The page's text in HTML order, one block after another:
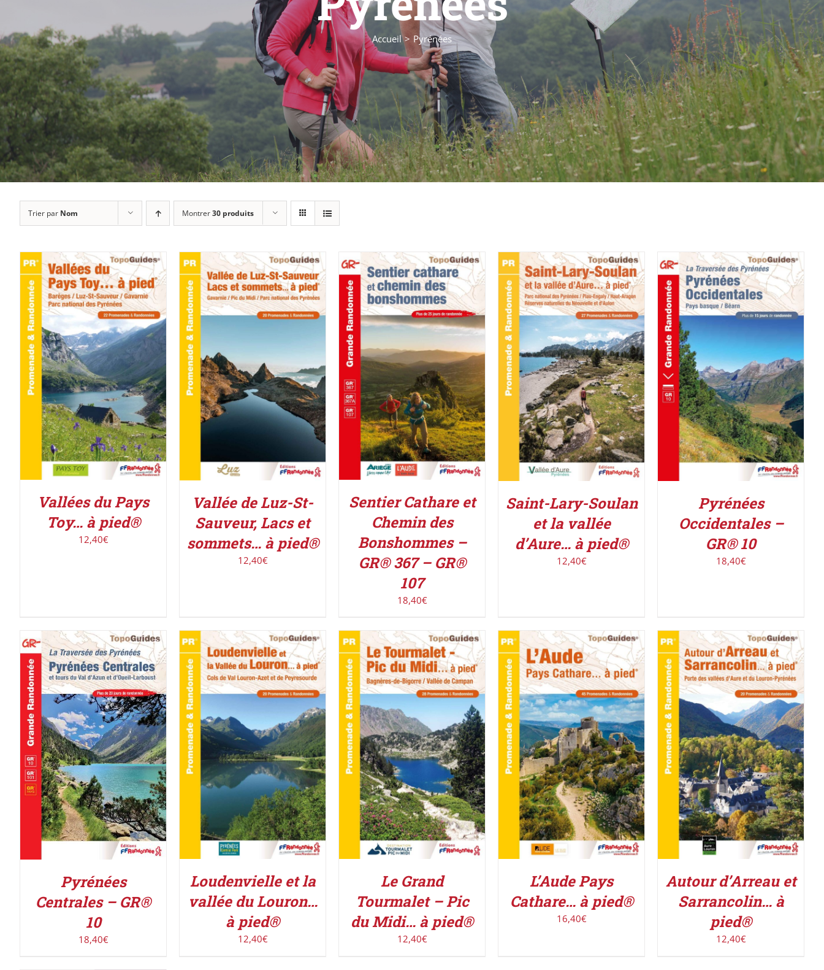
Accueil Pyrénées
Trier par Nom Montrer30 produits
ACHETER LE PRODUIT
/
DÉTAILS
Vallées du Pays
Toy… à pied®
12,40€
ACHETER LE PRODUIT
DÉTAILS
Vallée de Luz-St-
Sauveur, Lacs et
sommets… à pied®
12,40€
ACHETER LE PRODUIT
/
DÉTAILS
Sentier Cathare et
Chemin des
Bonshommes –
GR® 367 – GR®
107
18,40€
ACHETER LE PRODUIT
/
DÉTAILS
Saint-Lary-Soulan
et la vallée
d’Aure… à pied®
12,40€
ACHETER LE PRODUIT
/
DÉTAILS
Pyrénées
Occidentales –
GR® 10
18,40€
AJOUTER AU PANIER
/
DÉTAILS
Pyrénées
Centrales – GR®
10
18,40€
ACHETER LE PRODUIT
/
DÉTAILS
Loudenvielle et la
vallée du Louron…
à pied®
12,40€
ACHETER LE PRODUIT
/
DÉTAILS
Le Grand
Tourmalet – Pic
du Midi… à pied®
12,40€
AJOUTER AU PANIER
/
DÉTAILS
L’Aude Pays
Cathare… à pied®
16,40€
ACHETER LE PRODUIT
/
DÉTAILS
Autour d’Arreau et
Sarrancolin… à
pied®
12,40€